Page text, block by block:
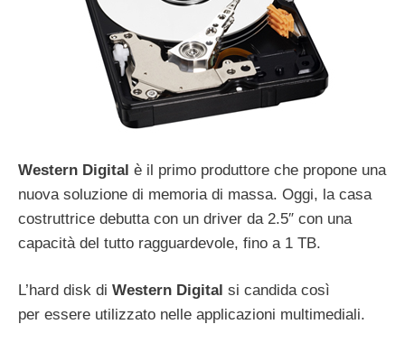
Western Digital è il primo produttore che propone una
nuova soluzione di memoria di massa. Oggi, la casa
costruttrice debutta con un driver da 2.5″ con una
capacità del tutto ragguardevole, fino a 1 TB.
L’hard disk di Western Digital si candida così
per essere utilizzato nelle applicazioni multimediali.